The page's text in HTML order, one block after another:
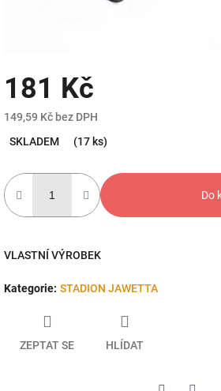
181 Kč
149,59 Kč bez DPH
cena:
SKLADEM (17 ks)
Do
VLASTNÍ VÝROBEK
Kategorie: STADION JAWETTA
ZEPTAT SE HLÍDAT